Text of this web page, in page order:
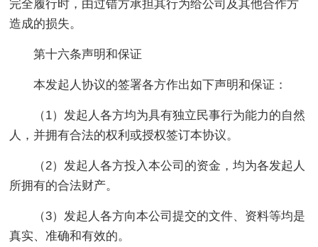
完全履行时，由过错方承担其行为给公司及其他合作方
造成的损失。
第十六条声明和保证
本发起人协议的签署各方作出如下声明和保证：
（1）发起人各方均为具有独立民事行为能力的自然
人，并拥有合法的权利或授权签订本协议。
（2）发起人各方投入本公司的资金，均为各发起人
所拥有的合法财产。
（3）发起人各方向本公司提交的文件、资料等均是
真实、准确和有效的。